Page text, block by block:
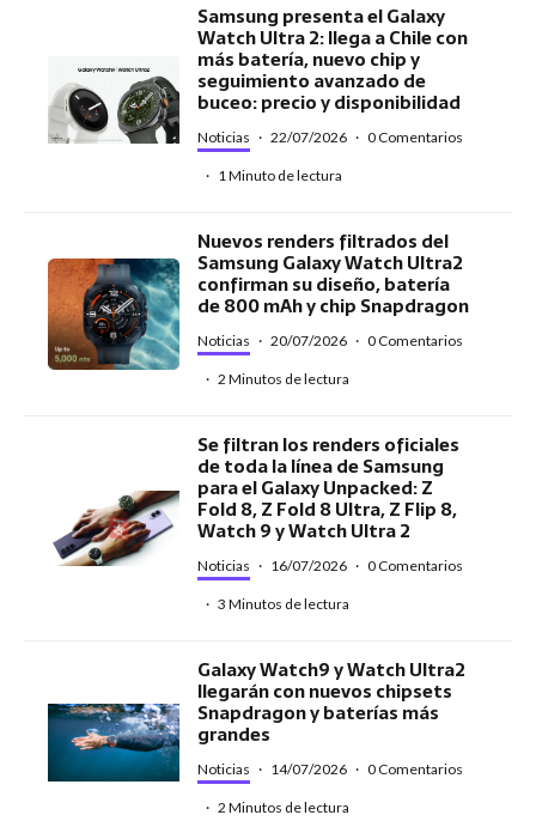
Samsung presenta el Galaxy
Watch Ultra 2: llega a Chile con
más batería, nuevo chip y
seguimiento avanzado de
buceo: precio y disponibilidad
Noticias · 22/07/2026 · 0 Comentarios
· 1 Minuto de lectura
Nuevos renders filtrados del
Samsung Galaxy Watch Ultra2
confirman su diseño, batería
de 800 mAh y chip Snapdragon
Noticias · 20/07/2026 · 0 Comentarios
· 2 Minutos de lectura
Se filtran los renders oficiales
de toda la línea de Samsung
para el Galaxy Unpacked: Z
Fold 8, Z Fold 8 Ultra, Z Flip 8,
Watch 9 y Watch Ultra 2
Noticias · 16/07/2026 · 0 Comentarios
· 3 Minutos de lectura
Galaxy Watch9 y Watch Ultra2
llegarán con nuevos chipsets
Snapdragon y baterías más
grandes
Noticias · 14/07/2026 · 0 Comentarios
· 2 Minutos de lectura